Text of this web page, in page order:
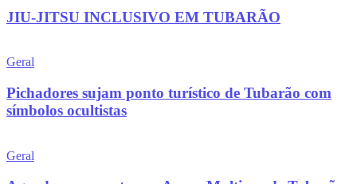
JIU-JITSU INCLUSIVO EM TUBARÃO
Geral
Pichadores sujam ponto turístico de Tubarão com
símbolos ocultistas
Geral